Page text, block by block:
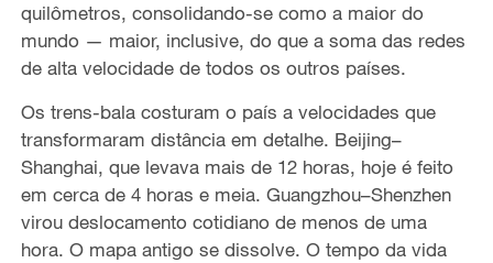
quilômetros, consolidando-se como a maior do
mundo — maior, inclusive, do que a soma das redes
de alta velocidade de todos os outros países.
Os trens-bala costuram o país a velocidades que
transformaram distância em detalhe. Beijing–
Shanghai, que levava mais de 12 horas, hoje é feito
em cerca de 4 horas e meia. Guangzhou–Shenzhen
virou deslocamento cotidiano de menos de uma
hora. O mapa antigo se dissolve. O tempo da vida